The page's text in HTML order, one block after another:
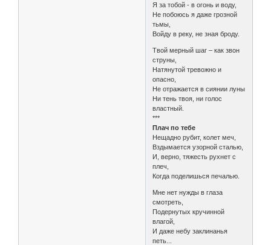
Я за тобой - в огонь и воду,
Не побоюсь я даже грозной
тьмы,
Войду в реку, не зная броду.
Твой мерный шаг – как звон
струны,
Натянутой тревожно и
опасно,
Не отражается в сиянии луны
Ни тень твоя, ни голос
властный.
***
Плач по тебе
Нещадно рубит, колет меч,
Вздымается узорной сталью,
И, верно, тяжесть рухнет с
плеч,
Когда поделишься печалью.
Мне нет нужды в глаза
смотреть,
Подернутых кручинной
влагой,
И даже небу заклинанья
петь...